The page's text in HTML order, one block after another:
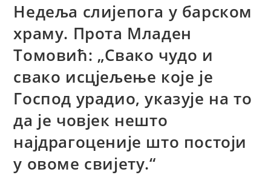
Недеља слијепога у барском
храму. Прота Младен
Томовић: „Свако чудо и
свако исцјељење које је
Господ урадио, указује на то
да је човјек нешто
најдрагоценије што постоји
у овоме свијету.“